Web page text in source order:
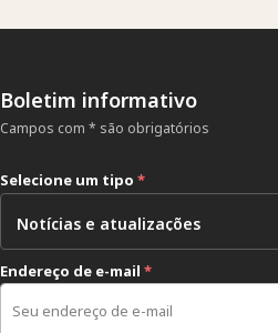
Boletim informativo
Campos com * são obrigatórios
Selecione um tipo *
Endereço de e-mail *